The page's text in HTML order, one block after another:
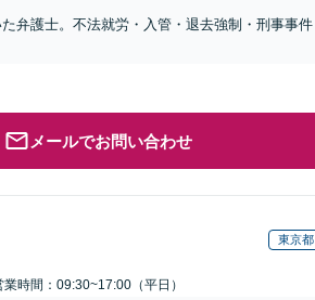
弁護士。不法就労・入管・退去強制・刑事事件
メールでお問い合わせ
東京都
業時間：09:30~17:00（平日）